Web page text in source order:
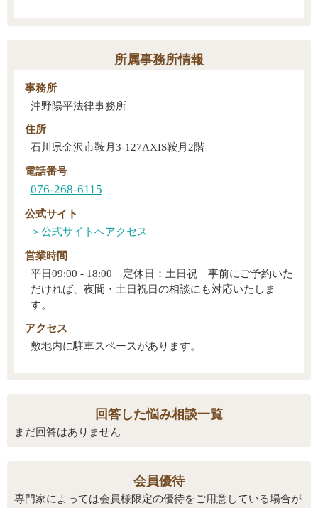
所属事務所情報
事務所
沖野陽平法律事務所
住所
石川県金沢市鞍月3-127AXIS鞍月2階
電話番号
076-268-6115
公式サイト
営業時間
平日09:00 - 18:00 定休日：土日祝 事前にご予約いた
だければ、夜間・土日祝日の相談にも対応いたしま
す。
アクセス
敷地内に駐車スペースがあります。
回答した悩み相談一覧
まだ回答はありません
会員優待
専門家によっては会員様限定の優待をご用意している場合が